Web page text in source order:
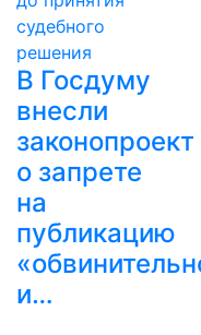
В Госдуму
внесли
законопроект
о запрете
на
публикацию
и…